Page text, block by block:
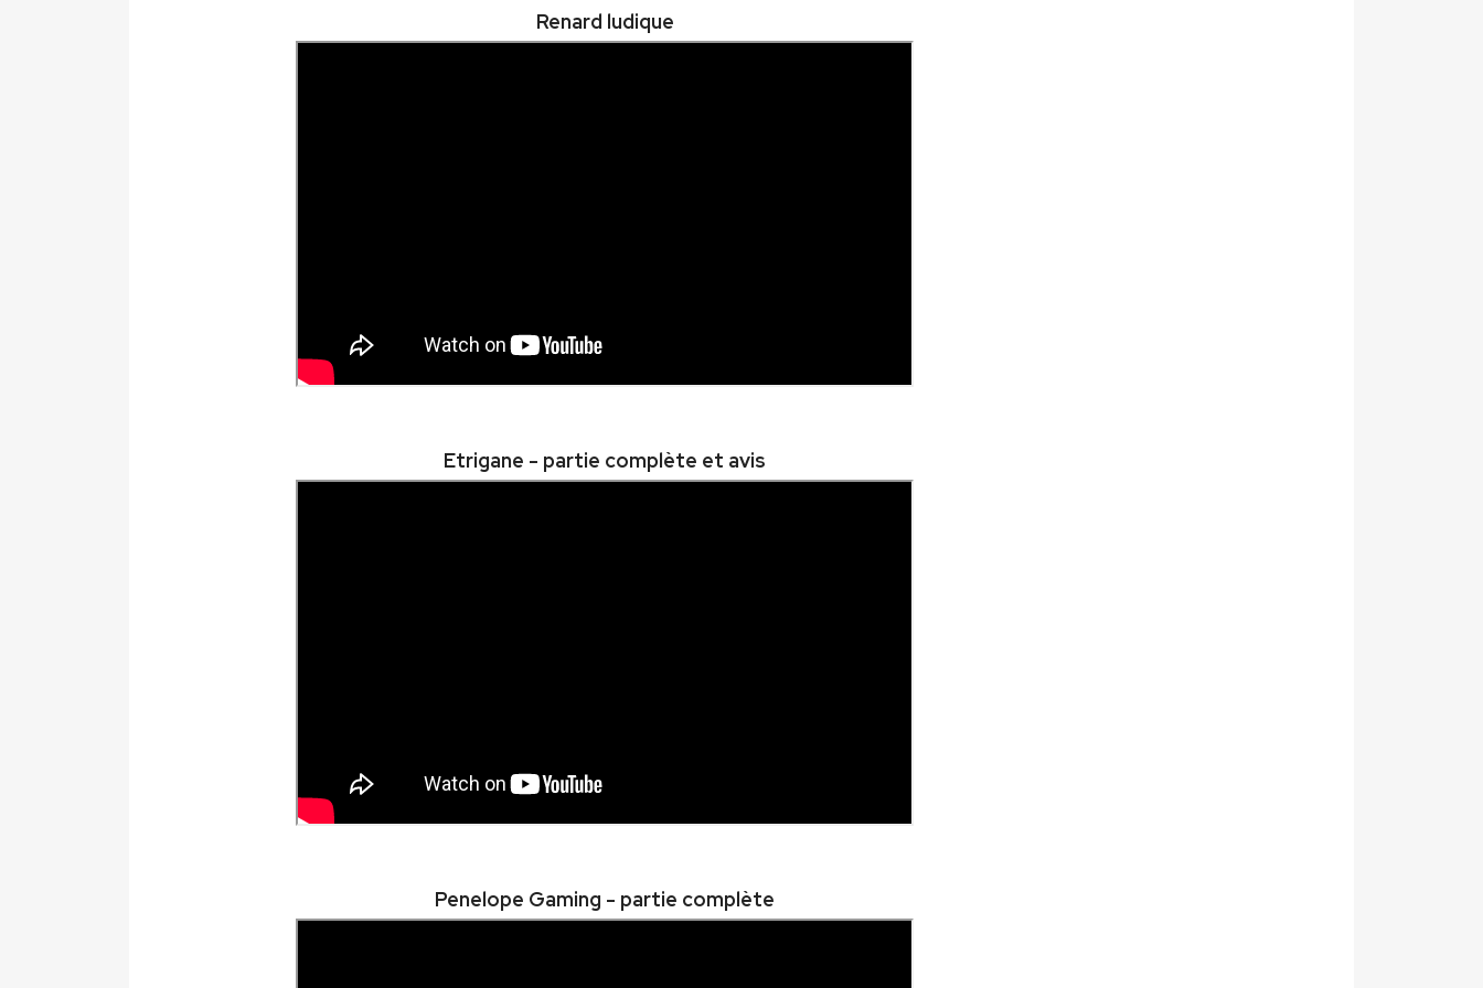
Renard ludique
Etrigane - partie complète et avis
Penelope Gaming - partie complète